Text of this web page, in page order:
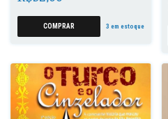
3 em estoque